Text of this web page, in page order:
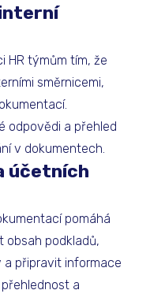
HR týmům tím, že
směrnicemi,
odpovědi a přehled
v dokumentech.
účetních
pomáhá
obsah podkladů,
připravit informace
a